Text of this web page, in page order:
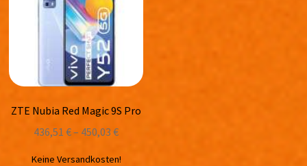
ZTE Nubia Red Magic 9S Pro
436,51€– 450,03€
Keine Versandkosten!